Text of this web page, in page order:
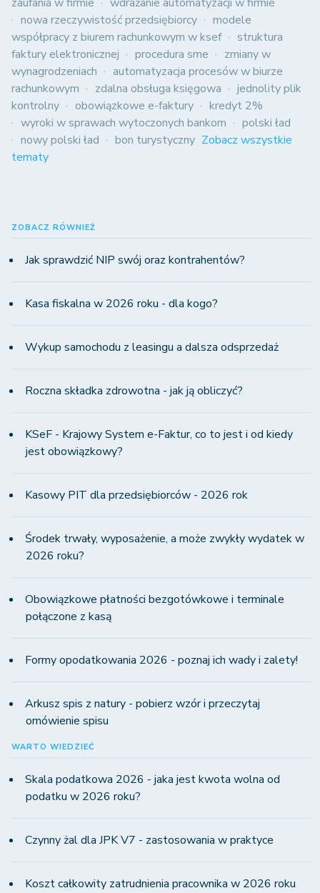
nowa rzeczywistość przedsiębiorcy
modele
współpracy z biurem rachunkowym w ksef
struktura
faktury elektronicznej
procedura sme
zmiany w
wynagrodzeniach
automatyzacja procesów w biurze
rachunkowym
zdalna obsługa księgowa
jednolity plik
kontrolny
obowiązkowe e-faktury
kredyt 2%
wyroki w sprawach wytoczonych bankom
polski ład
nowy polski ład
bon turystyczny Zobacz wszystkie
tematy
ZOBACZ RÓWNIEŻ
Jak sprawdzić NIP swój oraz kontrahentów?
Kasa fiskalna w 2026 roku - dla kogo?
Wykup samochodu z leasingu a dalsza odsprzedaż
Roczna składka zdrowotna - jak ją obliczyć?
KSeF - Krajowy System e-Faktur, co to jest i od kiedy
jest obowiązkowy?
Kasowy PIT dla przedsiębiorców - 2026 rok
Środek trwały, wyposażenie, a może zwykły wydatek w
2026 roku?
Obowiązkowe płatności bezgotówkowe i terminale
połączone z kasą
Formy opodatkowania 2026 - poznaj ich wady i zalety!
Arkusz spis z natury - pobierz wzór i przeczytaj
omówienie spisu
WARTO WIEDZIEĆ
Skala podatkowa 2026 - jaka jest kwota wolna od
podatku w 2026 roku?
Czynny żal dla JPK V7 - zastosowania w praktyce
Koszt całkowity zatrudnienia pracownika w 2026 roku